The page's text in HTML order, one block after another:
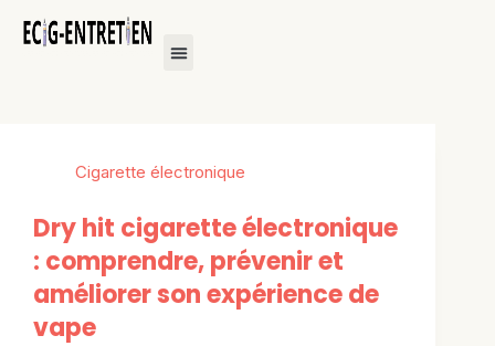
Cigarette électronique
Dry hit cigarette électronique
: comprendre, prévenir et
améliorer son expérience de
vape